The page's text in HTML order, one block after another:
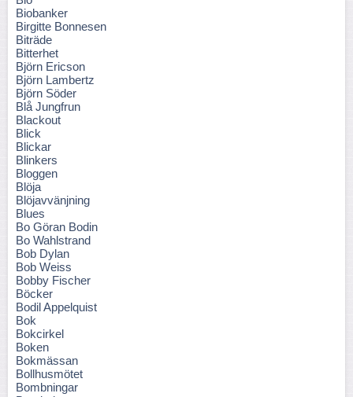
Biobanker
Birgitte Bonnesen
Biträde
Bitterhet
Björn Ericson
Björn Lambertz
Björn Söder
Blå Jungfrun
Blackout
Blick
Blickar
Blinkers
Bloggen
Blöja
Blöjavvänjning
Blues
Bo Göran Bodin
Bo Wahlstrand
Bob Dylan
Bob Weiss
Bobby Fischer
Böcker
Bodil Appelquist
Bok
Bokcirkel
Boken
Bokmässan
Bollhusmötet
Bombningar